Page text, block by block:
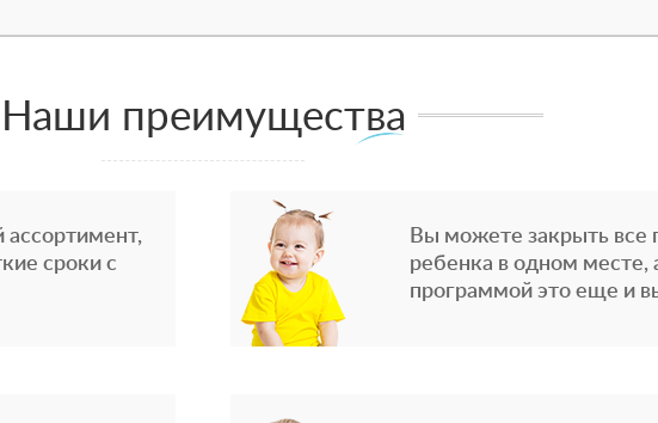
Наши преимущества
сроки с
Вы можете закрыть все
ребенка в одном месте,
программой это еще и